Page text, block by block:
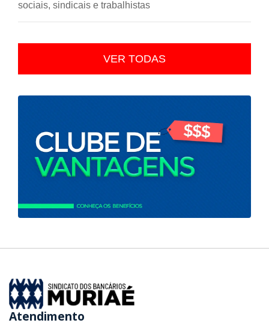
sociais, sindicais e trabalhistas
VER TODAS
Atendimento